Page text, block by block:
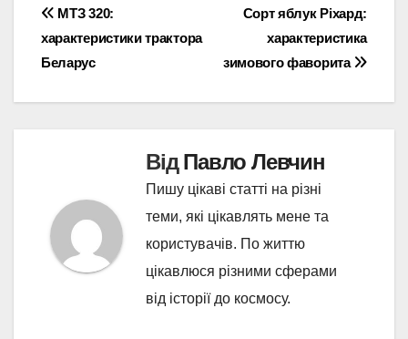
Навігація
записів
Сорт яблук Ріхард:
характеристика
зимового фаворита
МТЗ 320:
характеристики трактора
Беларус
ВідПавло Левчин
Пишу цікаві статті на різні
теми, які цікавлять мене та
користувачів. По життю
цікавлюся різними сферами
від історії до космосу.